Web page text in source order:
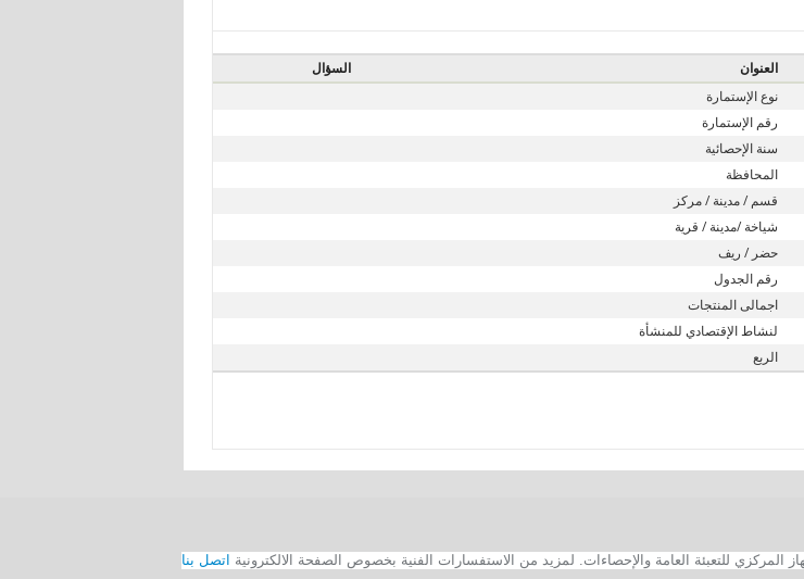
العنوان
السؤال
نوع الإستمارة
رقم الإستمارة
سنة الإحصائية
المحافظة
قسم / مدينة / مركز
شياخة /مدينة / قرية
حضر / ريف
رقم الجدول
اجمالى المنتجات
لنشاط الإقتصادي للمنشأة
الربع
اتصل بنا